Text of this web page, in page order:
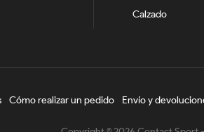
Calzado
Cómo realizar un pedido Envío y